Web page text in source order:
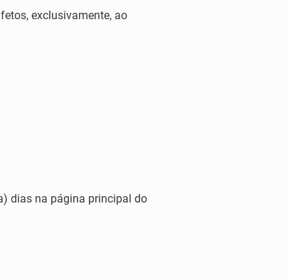
exclusivamente, ao
dias na página principal do